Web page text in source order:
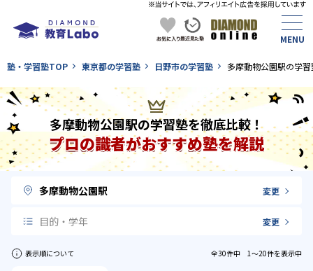
塾・学習塾TOP 東京都の学習塾 日野市の学習塾 多摩動物公園駅の学習
多摩動物公園駅の学習塾を徹底比較！
プロの識者がおすすめ塾を解説
多摩動物公園駅 変更
目的・学年 変更
表示順について 全30件中 1〜20件を表示中